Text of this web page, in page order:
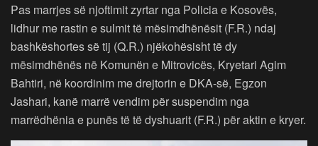
Pas marrjes së njoftimit zyrtar nga Policia e Kosovës,
lidhur me rastin e sulmit të mësimdhënësit (F.R.) ndaj
bashkëshortes së tij (Q.R.) njëkohësisht të dy
mësimdhënës në Komunën e Mitrovicës, Kryetari Agim
Bahtiri, në koordinim me drejtorin e DKA-së, Egzon
Jashari, kanë marrë vendim për suspendim nga
marrëdhënia e punës të të dyshuarit (F.R.) për aktin e kryer.